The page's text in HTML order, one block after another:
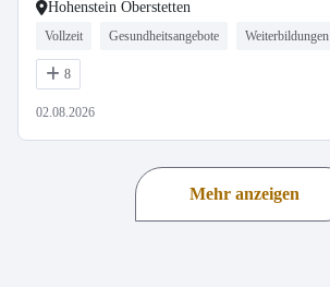
Hohenstein Oberstetten
Vollzeit Gesundheitsangebote Weiterbildungen
8
02.08.2026
Mehr anzeigen